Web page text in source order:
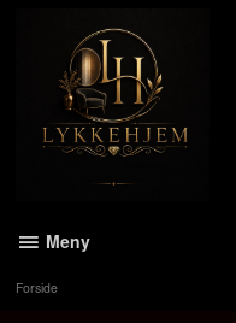
Meny
Forside